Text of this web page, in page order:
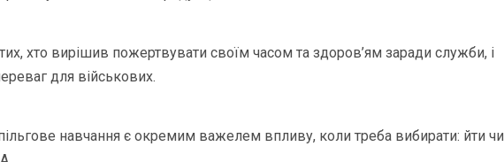
хто вирішив пожертвувати своїм часом та здоров’ям заради служби, і
для військових.
навчання є окремим важелем впливу, коли треба вибирати: йти чи